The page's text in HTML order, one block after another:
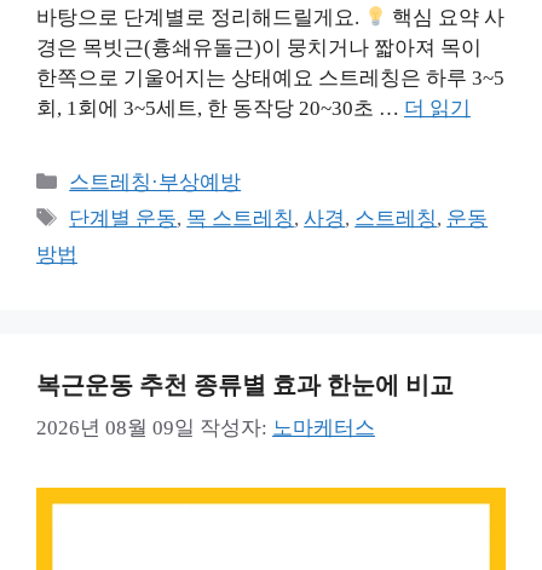
바탕으로 단계별로 정리해드릴게요.
핵심 요약 사
경은 목빗근(흉쇄유돌근)이 뭉치거나 짧아져 목이
한쪽으로 기울어지는 상태예요 스트레칭은 하루 3~5
회, 1회에 3~5세트, 한 동작당 20~30초 … 더 읽기
카
테
리
스트레칭·부상예방
태
그
단계별 운동, 목 스트레칭,사경, 스트레칭, 운동
방법
복근운동 추천 종류별 효과 한눈에 비교
2026년 08월 09일 작성자: 노마케터스